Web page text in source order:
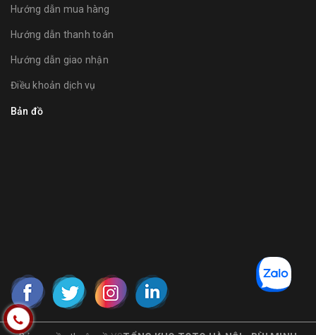
Hướng dẫn mua hàng
Hướng dẫn thanh toán
Hướng dẫn giao nhận
Điều khoản dịch vụ
Bản đồ